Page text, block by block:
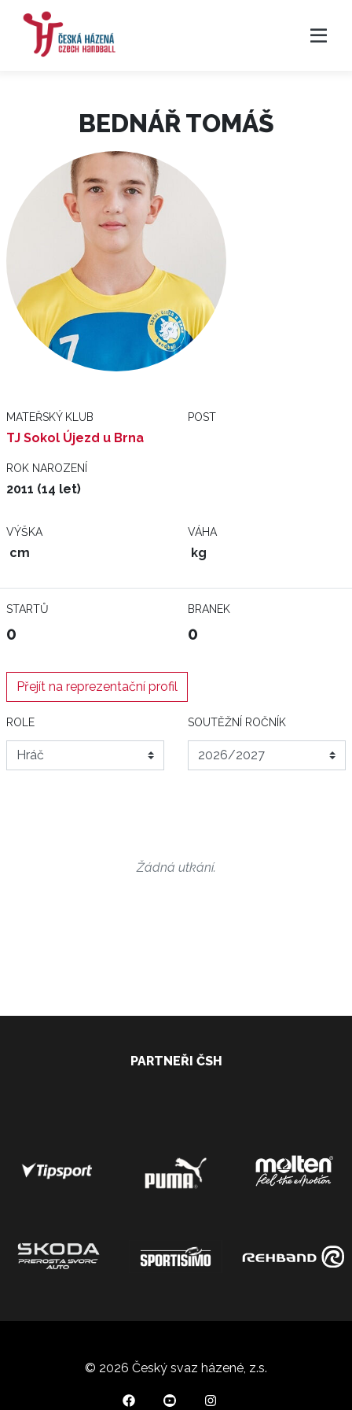
BEDNÁŘ TOMÁŠ
MATEŘSKÝ KLUB
TJ Sokol Újezd u Brna
POST
ROK NAROZENÍ
2011 (14 let)
VÝŠKA
cm
VÁHA
kg
STARTŮ
0
BRANEK
0
Přejít na reprezentační profil
ROLE SOUTĚŽNÍ ROČNÍK
Žádná utkání.
PARTNEŘI ČSH
© 2026 Český svaz házené, z.s.